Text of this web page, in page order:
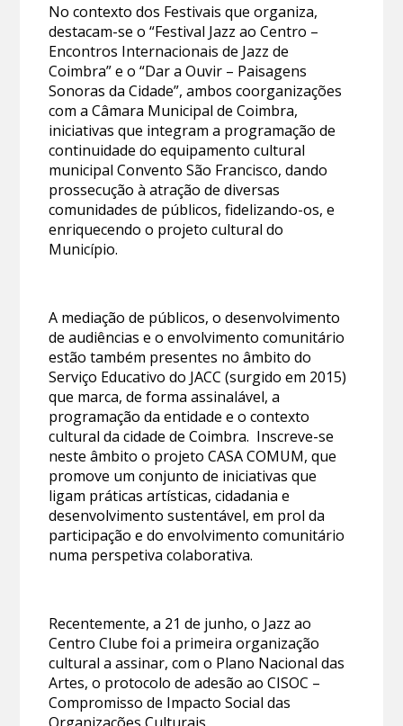
No contexto dos Festivais que organiza,
destacam-se o “Festival Jazz ao Centro –
Encontros Internacionais de Jazz de
Coimbra” e o “Dar a Ouvir – Paisagens
Sonoras da Cidade”, ambos coorganizações
com a Câmara Municipal de Coimbra,
iniciativas que integram a programação de
continuidade do equipamento cultural
municipal Convento São Francisco, dando
prossecução à atração de diversas
comunidades de públicos, fidelizando-os, e
enriquecendo o projeto cultural do
Município.
A mediação de públicos, o desenvolvimento
de audiências e o envolvimento comunitário
estão também presentes no âmbito do
Serviço Educativo do JACC (surgido em 2015)
que marca, de forma assinalável, a
programação da entidade e o contexto
cultural da cidade de Coimbra. Inscreve-se
neste âmbito o projeto CASA COMUM, que
promove um conjunto de iniciativas que
ligam práticas artísticas, cidadania e
desenvolvimento sustentável, em prol da
participação e do envolvimento comunitário
numa perspetiva colaborativa.
Recentemente, a 21 de junho, o Jazz ao
Centro Clube foi a primeira organização
cultural a assinar, com o Plano Nacional das
Artes, o protocolo de adesão ao CISOC –
Compromisso de Impacto Social das